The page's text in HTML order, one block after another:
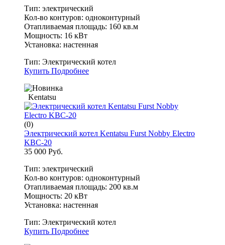
Тип: электрический
Кол-во контуров: одноконтурный
Отапливаемая площадь: 160 кв.м
Мощность: 16 кВт
Установка: настенная
Тип: Электрический котел
Купить Подробнее
Kentatsu
(0)
Электрический котел Kentatsu Furst Nobby Electro
KBC-20
35 000 Руб.
Тип: электрический
Кол-во контуров: одноконтурный
Отапливаемая площадь: 200 кв.м
Мощность: 20 кВт
Установка: настенная
Тип: Электрический котел
Купить Подробнее